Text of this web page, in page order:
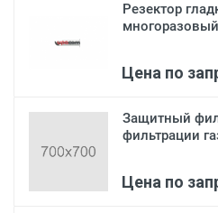
Резектор
Цена по
Защитный
фильтрации
Цена по